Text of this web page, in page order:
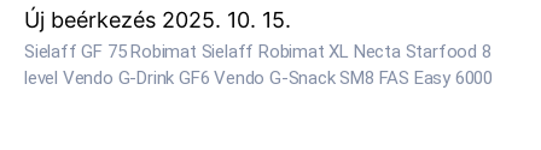
Új beérkezés 2025. 10. 15.
Sielaff GF 75 Robimat Sielaff Robimat XL Necta Starfood 8
level Vendo G-Drink GF6 Vendo G-Snack SM8 FAS Easy 6000